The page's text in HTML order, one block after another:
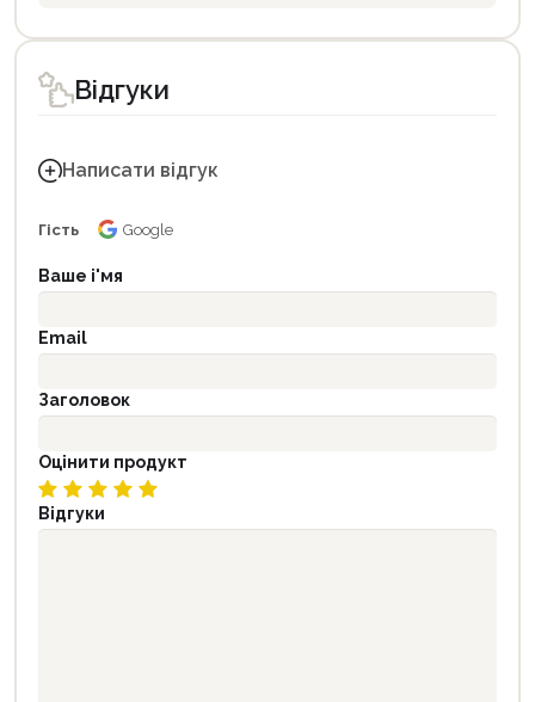
Відгуки
Написати відгук
Гість Google
Ваше і'мя
Email
Заголовок
Оцінити продукт
Відгуки